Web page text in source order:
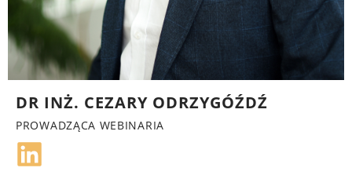
DR INŻ. CEZARY ODRZYGÓŹDŹ
PROWADZĄCA WEBINARIA